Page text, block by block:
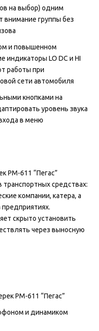
на выбор) одним
внимание группы без
и повышенном
индикаторы LO DC и HI
работы при
сети автомобиля
кнопками на
уровень звука
в меню
РМ-611 “Пегас”
транспортных средствах:
компании, катера, а
скрыто установить
через выносную
РМ-611 “Пегас”
и динамиком